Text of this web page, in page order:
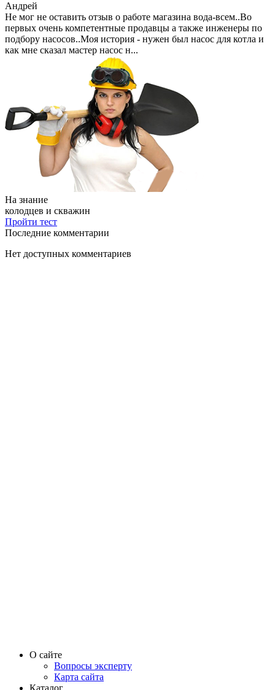
Андрей
Не мог не оставить отзыв о работе магазина вода-всем..Во
первых очень компетентные продавцы а также инженеры по
подбору насосов..Моя история - нужен был насос для котла и
как мне сказал мастер насос н...
На знание
колодцев и скважин
Пройти тест
Последние комментарии
Нет доступных комментариев
О сайте
Вопросы эксперту
Карта сайта